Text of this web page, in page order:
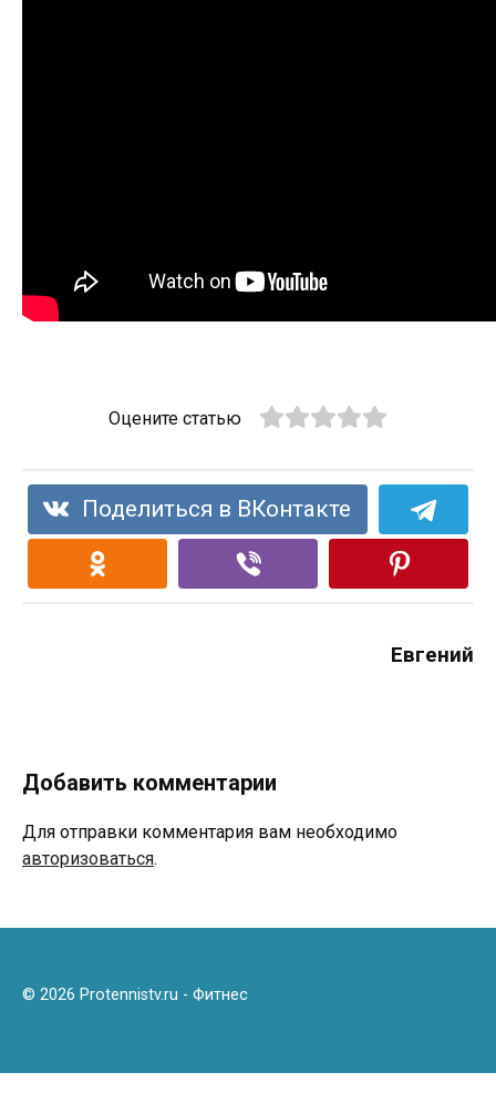
Оцените статью
Поделиться в ВКонтакте
Евгений
Добавить комментарии
Для отправки комментария вам необходимо
авторизоваться.
© 2026 Protennistv.ru - Фитнес